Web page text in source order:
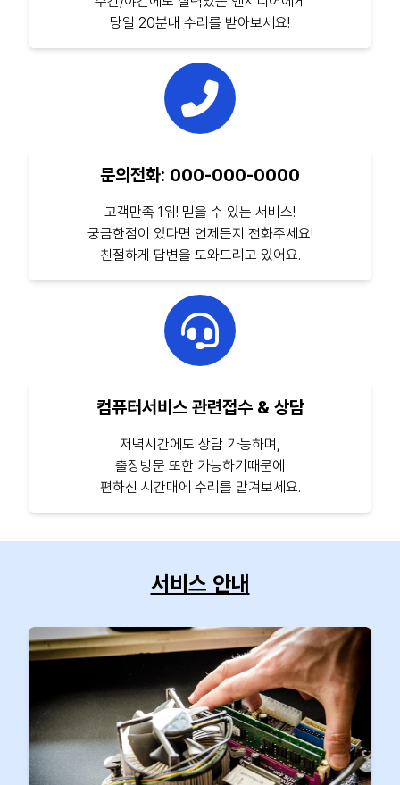
당일 20분내 수리를 받아보세요!
문의전화: 000-000-0000
고객만족 1위! 믿을 수 있는 서비스!
궁금한점이 있다면 언제든지 전화주세요!
친절하게 답변을 도와드리고 있어요.
컴퓨터서비스 관련접수 & 상담
저녁시간에도 상담 가능하며,
출장방문 또한 가능하기때문에
편하신 시간대에 수리를 맡겨보세요.
서비스 안내